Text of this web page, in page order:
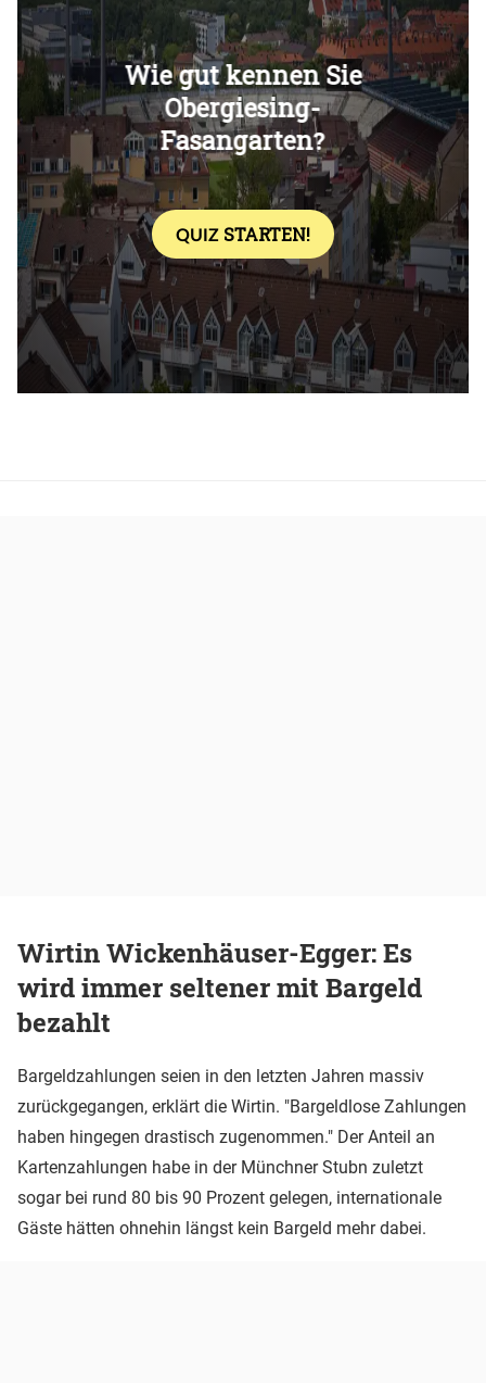
Überspringen
Wirtin Wickenhäuser-Egger: Es
wird immer seltener mit Bargeld
bezahlt
Bargeldzahlungen seien in den letzten Jahren massiv
zurückgegangen, erklärt die Wirtin. "Bargeldlose Zahlungen
haben hingegen drastisch zugenommen." Der Anteil an
Kartenzahlungen habe in der Münchner Stubn zuletzt
sogar bei rund 80 bis 90 Prozent gelegen, internationale
Gäste hätten ohnehin längst kein Bargeld mehr dabei.